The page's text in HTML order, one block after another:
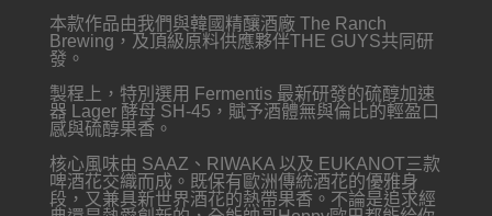
本款作品由我們與韓國精釀酒廠 The Ranch
Brewing，及頂級原料供應夥伴THE GUYS共同研
發。
製程上，特別選用 Fermentis 最新研發的硫醇加速
器 Lager 酵母 SH-45，賦予酒體無與倫比的輕盈口
感與硫醇果香。
核心風味由 SAAZ、RIWAKA 以及 EUKANOT三款
啤酒花交織而成。既保有歐洲傳統酒花的優雅身
段，又兼具新世界酒花的熱帶果香。不論是追求經